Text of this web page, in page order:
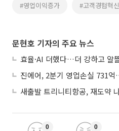
#영업이익증가 #고객경험혁신
문현호 기자의 주요 뉴스
0 0